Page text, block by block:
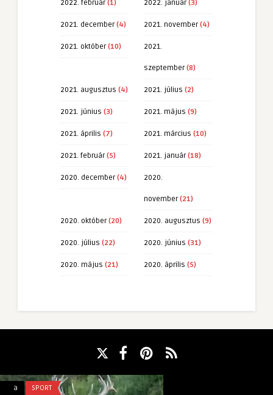
2022. február(1) 2022. január(3)
2021. december(4) 2021. november(4)
2021. október(10) 2021.
szeptember(8)
2021. augusztus (4) 2021. július (2)
2021. június (3) 2021. május (9)
2021. április (7) 2021. március (10)
2021. február(5) 2021. január(18)
2020. december(4) 2020.
november(21)
2020. október(20) 2020. augusztus (9)
2020. július (22) 2020. június (31)
2020. május (21) 2020. április (5)
a
SPORT